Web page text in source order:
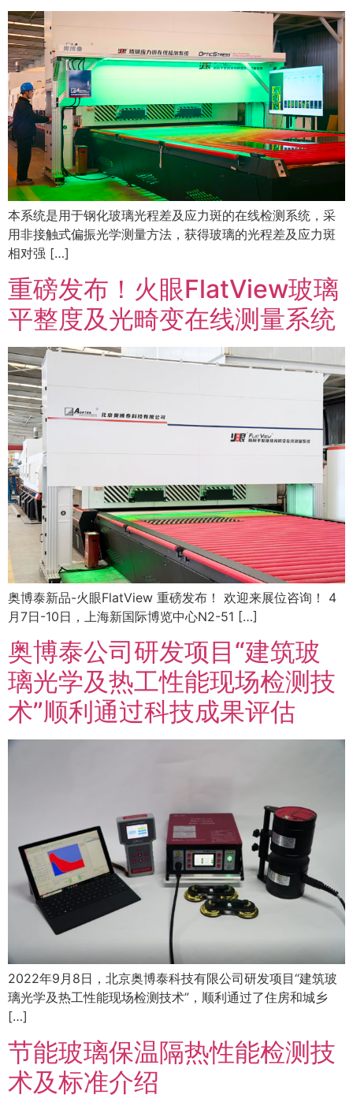
本系统是用于钢化玻璃光程差及应力斑的在线检测系统，采
用非接触式偏振光学测量方法，获得玻璃的光程差及应力斑
相对强 […]
重磅发布！火眼FlatView玻璃
平整度及光畸变在线测量系统
奥博泰新品-火眼FlatView 重磅发布！ 欢迎来展位咨询！ 4
月7日-10日，上海新国际博览中心N2-51 […]
奥博泰公司研发项目“建筑玻
璃光学及热工性能现场检测技
术”顺利通过科技成果评估
2022年9月8日，北京奥博泰科技有限公司研发项目“建筑玻
璃光学及热工性能现场检测技术”，顺利通过了住房和城乡
[…]
节能玻璃保温隔热性能检测技
术及标准介绍